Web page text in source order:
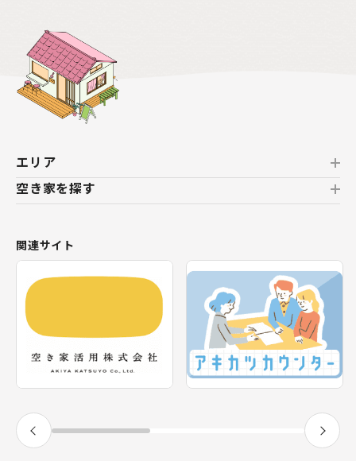
エリア
北海道
東北
関東
神奈川県
甲信越・北陸
東海
静岡県
空き家を探す
新着の空き家
テーマから探す
エリアから探す
関連サイト